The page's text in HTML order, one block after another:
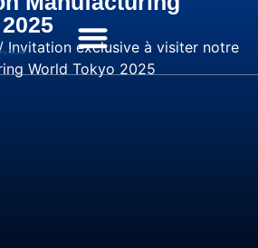
Invitation exclusive à visiter notre
World Tokyo 2025